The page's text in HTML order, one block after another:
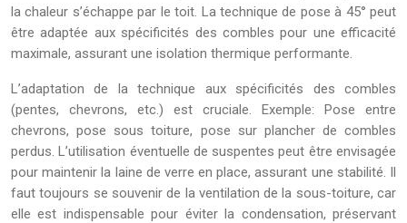
la chaleur s’échappe par le toit. La technique de pose à 45° peut
être adaptée aux spécificités des combles pour une efficacité
maximale, assurant une isolation thermique performante.
L’adaptation de la technique aux spécificités des combles
(pentes, chevrons, etc.) est cruciale. Exemple: Pose entre
chevrons, pose sous toiture, pose sur plancher de combles
perdus. L’utilisation éventuelle de suspentes peut être envisagée
pour maintenir la laine de verre en place, assurant une stabilité. Il
faut toujours se souvenir de la ventilation de la sous-toiture, car
elle est indispensable pour éviter la condensation, préservant